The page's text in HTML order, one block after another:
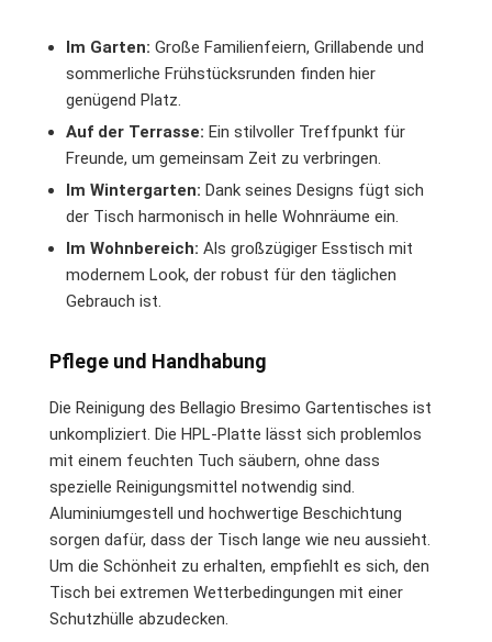
Im Garten: Große Familienfeiern, Grillabende und
sommerliche Frühstücksrunden finden hier
genügend Platz.
Auf der Terrasse: Ein stilvoller Treffpunkt für
Freunde, um gemeinsam Zeit zu verbringen.
Im Wintergarten: Dank seines Designs fügt sich
der Tisch harmonisch in helle Wohnräume ein.
Im Wohnbereich: Als großzügiger Esstisch mit
modernem Look, der robust für den täglichen
Gebrauch ist.
Pflege und Handhabung
Die Reinigung des Bellagio Bresimo Gartentisches ist
unkompliziert. Die HPL-Platte lässt sich problemlos
mit einem feuchten Tuch säubern, ohne dass
spezielle Reinigungsmittel notwendig sind.
Aluminiumgestell und hochwertige Beschichtung
sorgen dafür, dass der Tisch lange wie neu aussieht.
Um die Schönheit zu erhalten, empfiehlt es sich, den
Tisch bei extremen Wetterbedingungen mit einer
Schutzhülle abzudecken.